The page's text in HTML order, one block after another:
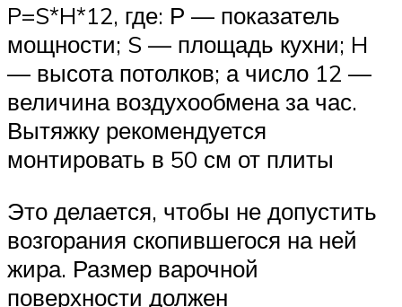
P=S*H*12, где: Р — показатель
мощности; S — площадь кухни; H
— высота потолков; а число 12 —
величина воздухообмена за час.
Вытяжку рекомендуется
монтировать в 50 см от плиты
Это делается, чтобы не допустить
возгорания скопившегося на ней
жира. Размер варочной
поверхности должен